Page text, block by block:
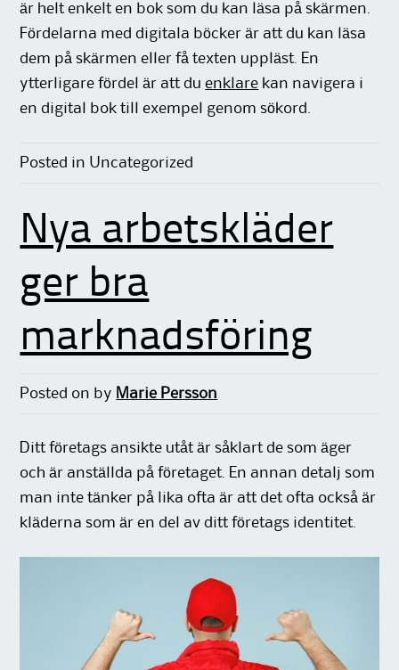
är helt enkelt en bok som du kan läsa på skärmen.
Fördelarna med digitala böcker är att du kan läsa
dem på skärmen eller få texten uppläst. En
ytterligare fördel är att duenklare kan navigera i
en digital bok till exempel genom sökord.
Posted in Uncategorized
Nya arbetskläder
ger bra
marknadsföring
Posted on by Marie Persson
Ditt företags ansikte utåt är såklart de som äger
och är anställda på företaget. En annan detalj som
man inte tänker på lika ofta är att det ofta också är
kläderna som är en del av ditt företags identitet.